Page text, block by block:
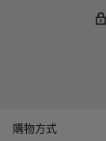
購物方式